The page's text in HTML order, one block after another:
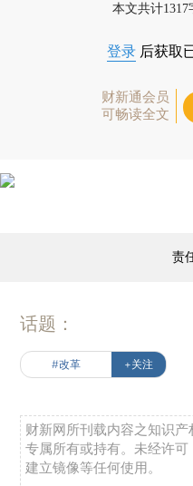
本文共计
登录 后获取
财新通会员
可畅读全文
责
话题：
#改革 +关注
财新网所刊载内容之知识
专属所有或持有。未经许
建立镜像等任何使用。